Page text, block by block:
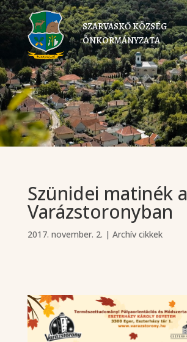
SZARVASKŐ KÖZSÉG
ÖNKORMÁNYZATA
Szünidei matinék a
Varázstoronyban
2017. november. 2. | Archív cikkek